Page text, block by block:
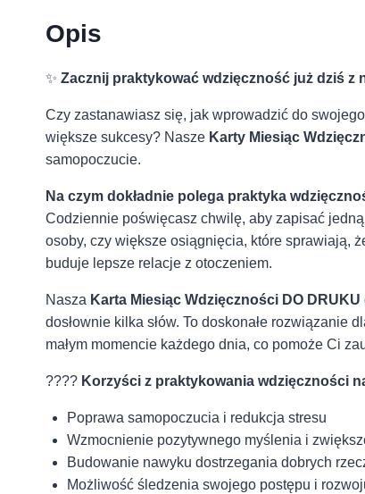
Opis
✨ Zacznij praktykować wdzięczność już dziś z
Czy zastanawiasz się, jak wprowadzić do
większe sukcesy? Nasze Karty Miesiąc
samopoczucie.
Na czym dokładnie polega praktyka
Codziennie poświęcasz chwilę, aby zapisać
osoby, czy większe osiągnięcia, które sprawiają,
buduje lepsze relacje z otoczeniem.
Nasza Karta Miesiąc Wdzięczności DO DRUKU
dosłownie kilka słów. To doskonałe
małym momencie każdego dnia, co pomoże Ci
???? Korzyści z praktykowania wdzięczności
Poprawa samopoczucia i redukcja stresu
Wzmocnienie pozytywnego myślenia i
Budowanie nawyku dostrzegania dobrych
Możliwość śledzenia swojego postępu i